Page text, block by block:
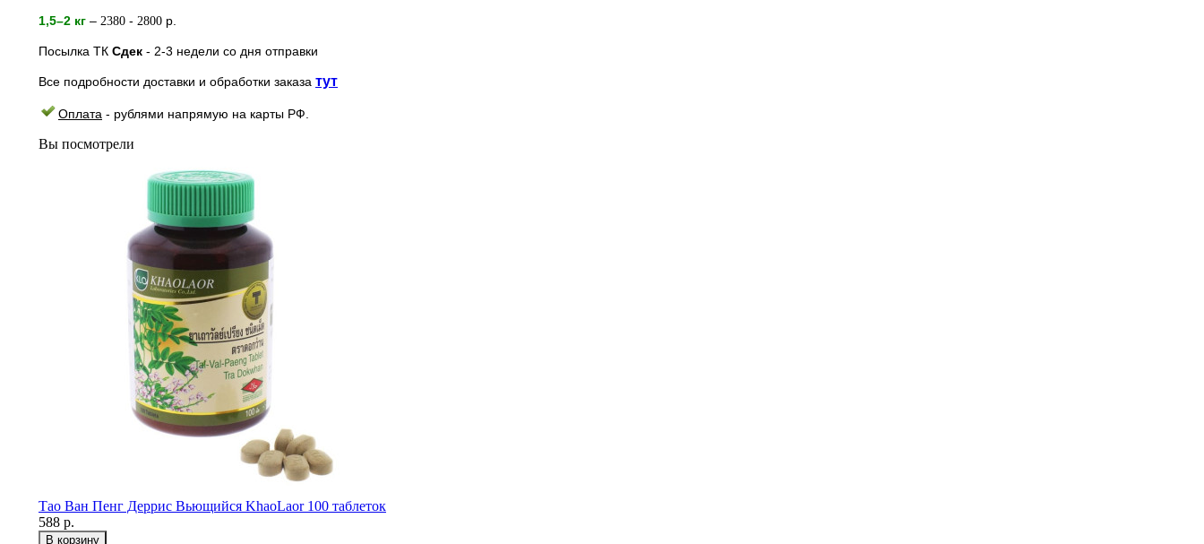
1,5–2 кг – 2380 - 2800 р.
Посылка ТК Сдек - 2-3 недели со дня отправки
Все подробности доставки и обработки заказа тут
Оплата - рублями напрямую на карты РФ.
Вы посмотрели
Тао Ван Пенг Деррис Вьющийся KhaoLaor 100 таблеток
588 р.